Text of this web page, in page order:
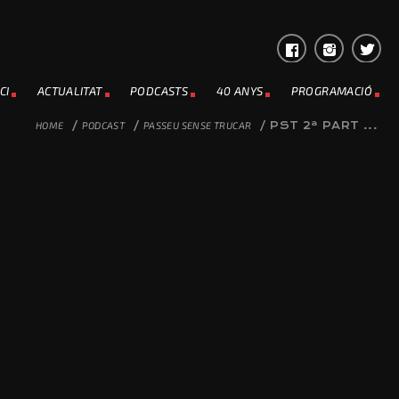
ACTUALITAT PODCASTS 40 ANYS PROGRAMACIÓ
HOME / PODCAST / PASSEU SENSE TRUCAR / PST 2ª PART ...